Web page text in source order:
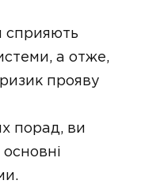
сприяють
а отже,
прояву
порад, ви